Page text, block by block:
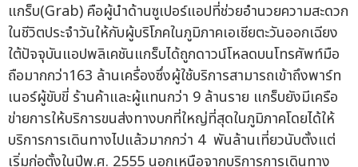
แกร็บ(Grab) คือผู้นำด้านซูเปอร์แอปที่ช่วยอำนวยความสะดวก
ในชีวิตประจำวันให้กับผู้บริโภคในภูมิภาคเอเชียตะวันออกเฉียง
ใต้ปัจจุบันแอปพลิเคชันแกร็บได้ถูกดาวน์โหลดบนโทรศัพท์มือ
ถือมากกว่า163 ล้านเครื่องซึ่งผู้ใช้บริการสามารถเข้าถึงพาร์ท
เนอร์ผู้ขับขี่ ร้านค้าและผู้แทนกว่า 9 ล้านราย แกร็บยังมีเครือ
ข่ายการให้บริการขนส่งทางบกที่ใหญ่ที่สุดในภูมิภาคโดยได้ให้
บริการการเดินทางไปแล้วมากกว่า 4 พันล้านเที่ยวนับตั้งแต่
เริ่มก่อตั้งในปีพ.ศ. 2555 นอกเหนือจากบริการการเดินทาง